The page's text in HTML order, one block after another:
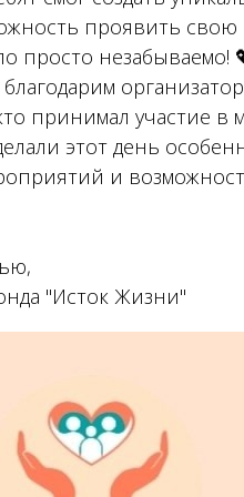
проявить
просто незабываемо!
принимал участие в
этот день
и
"Исток Жизни"